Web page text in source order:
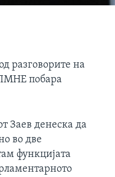
разговорите на
побара
Заев денеска да
во две
функцијата